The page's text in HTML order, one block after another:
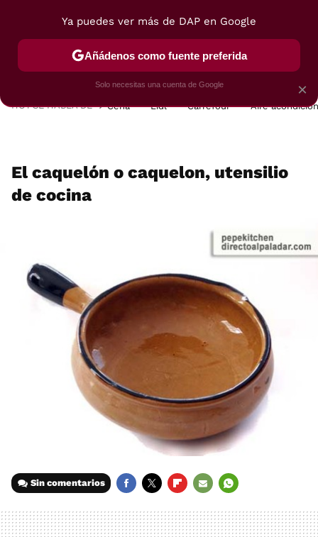
POSTRES VIAJES SELECCIÓN VEGUI
HOY SE HABLA DE Cena Lidl Carrefour Aire
El caquelón o caquelon, utensilio
de cocina
Sin comentarios
MAIL
×
Ya puedes ver más de DAP en Google
Añádenos como fuente preferida
Solo necesitas una cuenta de Google